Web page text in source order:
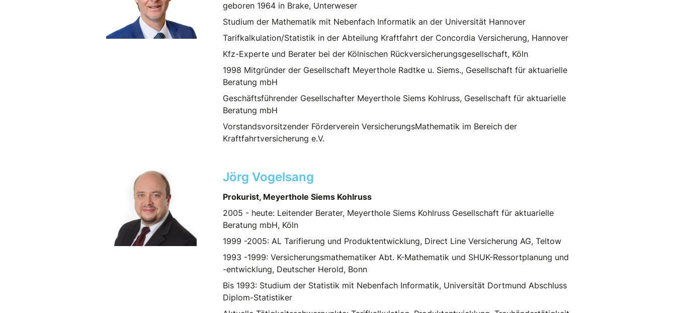
geboren 1964 in Brake, Unterweser
Studium der Mathematik mit Nebenfach Informatik an der Universität Hannover
Tarifkalkulation/Statistik in der Abteilung Kraftfahrt der Concordia Versicherung, Hannover
Kfz-Experte und Berater bei der Kölnischen Rückversicherungsgesellschaft, Köln
1998 Mitgründer der Gesellschaft Meyerthole Radtke u. Siems., Gesellschaft für aktuarielle
Beratung mbH
Geschäftsführender Gesellschafter Meyerthole Siems Kohlruss, Gesellschaft für aktuarielle
Beratung mbH
Vorstandsvorsitzender Förderverein VersicherungsMathematik im Bereich der
Kraftfahrtversicherung e.V.
Jörg Vogelsang
Prokurist, Meyerthole Siems Kohlruss
2005 - heute: Leitender Berater, Meyerthole Siems Kohlruss Gesellschaft für aktuarielle
Beratung mbH, Köln
1999 -2005: AL Tarifierung und Produktentwicklung, Direct Line Versicherung AG, Teltow
1993 -1999: Versicherungsmathematiker Abt. K-Mathematik und SHUK-Ressortplanung und
-entwicklung, Deutscher Herold, Bonn
Bis 1993: Studium der Statistik mit Nebenfach Informatik, Universität Dortmund Abschluss
Diplom-Statistiker